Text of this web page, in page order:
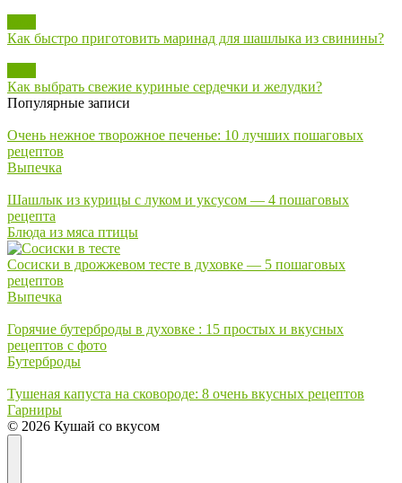
Как быстро приготовить маринад для шашлыка из свинины?
Как выбрать свежие куриные сердечки и желудки?
Популярные записи
Очень нежное творожное печенье: 10 лучших пошаговых
рецептов
Выпечка
Шашлык из курицы с луком и уксусом — 4 пошаговых
рецепта
Блюда из мяса птицы
Сосиски в дрожжевом тесте в духовке — 5 пошаговых
рецептов
Выпечка
Горячие бутерброды в духовке : 15 простых и вкусных
рецептов с фото
Бутерброды
Тушеная капуста на сковороде: 8 очень вкусных рецептов
Гарниры
© 2026 Кушай со вкусом